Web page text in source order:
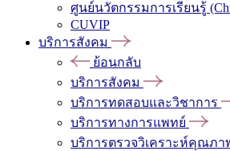
ศูนย์นวัตกรรมการเรียนรู้
CUVIP
บริการสังคม
ย้อนกลับ
บริการสังคม
บริการทดสอบและวิชาการ
บริการทางการแพทย์
บริการตรวจวิเคราะห์คุณภา